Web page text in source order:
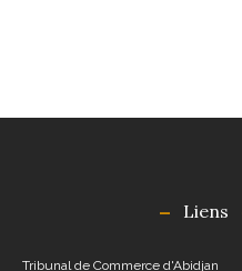
Liens
Tribunal de Commerce d'Abidjan